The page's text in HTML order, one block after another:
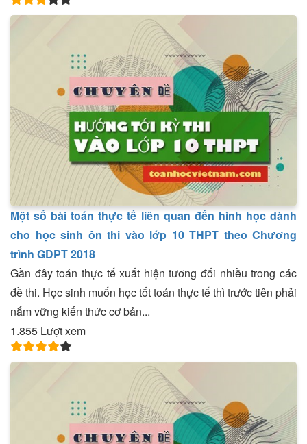
Một số bài toán thực tế liên quan đến hình học dành
cho học sinh ôn thi vào lớp 10 THPT theo Chương
trình GDPT 2018
Gần đây toán thực tế xuất hiện tương đối nhiều trong các
đề thi. Học sinh muốn học tốt toán thực tế thì trước tiên phải
nắm vững kiến thức cơ bản...
1.855 Lượt xem